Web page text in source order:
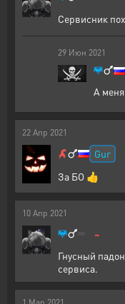
Сервисник
29 Июн 2021
А
22 Апр 2021
Gur
За БО 👍
10 Апр 2021
-
Гнусный
сервиса.